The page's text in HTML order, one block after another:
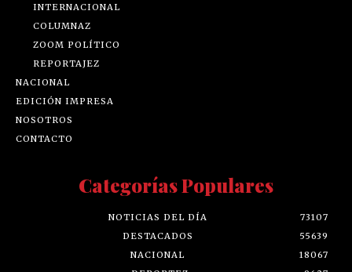
INTERNACIONAL
COLUMNAZ
ZOOM POLÍTICO
REPORTAJEZ
NACIONAL
EDICIÓN IMPRESA
NOSOTROS
CONTACTO
Categorías Populares
NOTICIAS DEL DÍA
73107
DESTACADOS
55639
NACIONAL
18067